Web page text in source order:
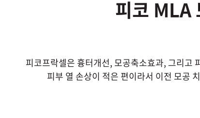
피코 MLA
피코프락셀은 흉터개선, 모공축소효과, 그리고
피부 열 손상이 적은 편이라서 이전 모공